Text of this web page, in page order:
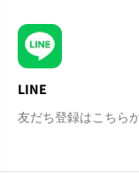
LINE
友だち登録はこちら